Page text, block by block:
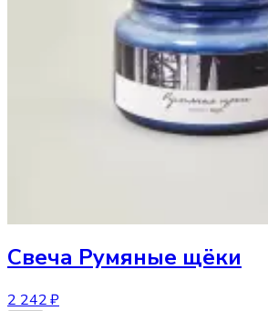
Свеча Румяные щёки
2 242 ₽